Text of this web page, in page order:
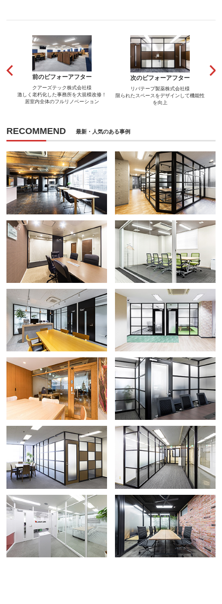
前のビフォーアフター
クアーズテック株式会社様
激しく老朽化した事務所を大規模改修！
居室内全体のフルリノベーション
次のビフォーアフター
リバテープ製薬株式会社様
限られたスペースをデザインして機能性
を向上
RECOMMEND 最新・人気のある事例